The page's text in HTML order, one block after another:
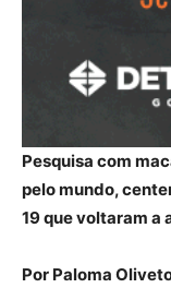
Pesquisa com
pelo mundo,
19 que voltaram a
Por Paloma